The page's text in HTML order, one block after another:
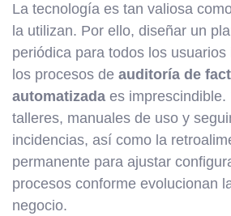
La tecnología es tan valiosa
la utilizan. Por ello, diseñar un
periódica para todos los usuarios
los procesos de auditoría de
automatizada es imprescindible.
talleres, manuales de uso y
incidencias, así como la
permanente para ajustar
procesos conforme evolucionan
negocio.